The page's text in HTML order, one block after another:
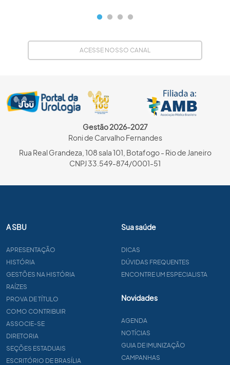
ACESSE NOSSO CANAL
Gestão 2026-2027
Roni de Carvalho Fernandes
Rua Real Grandeza, 108 sala 101, Botafogo - Rio de Janeiro
CNPJ 33.549-874/0001-51
A SBU
APRESENTAÇÃO
HISTÓRIA
GESTÕES NA HISTÓRIA
RAÍZES
PROVA DE TÍTULO
COMO CONTRIBUIR
ASSOCIE-SE
DIRETORIA
SEÇÕES ESTADUAIS
ESCRITÓRIO DE BRASÍLIA
Sua saúde
DICAS
DÚVIDAS FREQUENTES
ENCONTRE UM ESPECIALISTA
Novidades
AGENDA
NOTÍCIAS
GUIA DE IMUNIZAÇÃO
CAMPANHAS